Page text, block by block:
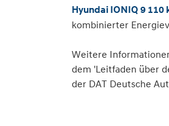
Hyundai IONIQ 9
kombinierter
Weitere
dem 'Leitfaden über
der DAT Deutsche